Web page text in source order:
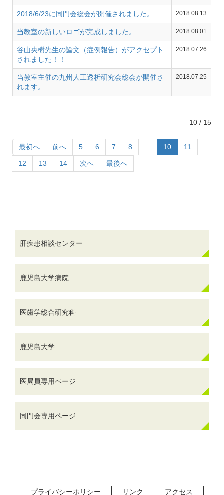
2018/6/23に同門会総会が開催されました。 2018.08.13
当教室の新しいロゴが完成しました。 2018.08.01
谷山央樹先生の論文（症例報告）がアクセプト
されました！！
2018.07.26
当教室主催の九州人工透析研究会総会が開催さ
れます。
2018.07.25
10 / 15
最初へ 前へ 5 6 7 8 10 11
12 13 14 次へ 最後へ
肝疾患相談センター
鹿児島大学病院
医歯学総合研究科
鹿児島大学
医局員専用ページ
同門会専用ページ
プライバシーポリシー リンク アクセス